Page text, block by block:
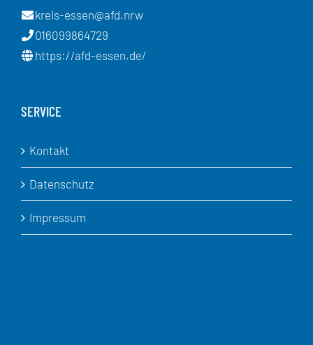
kreis-essen@afd.nrw
016099864729
https://afd-essen.de/
SERVICE
Kontakt
Datenschutz
Impressum